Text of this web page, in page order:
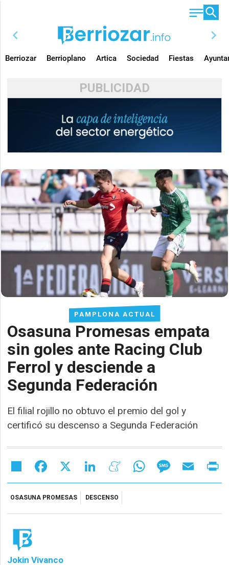
chevron_left chevron_right
Berriozar Berrioplano Artica Sociedad Fiestas
PUBLICIDAD
PAMPLONA ACTUAL
Osasuna Promesas empata
sin goles ante Racing Club
Ferrol y desciende a
Segunda Federación
El filial rojillo no obtuvo el premio del gol y
certificó su descenso a Segunda Federación
Share Facebook LinkedIn MeneameWhatsAppMessageEmail
OSASUNA PROMESAS DESCENSO
Jokin Vivanco